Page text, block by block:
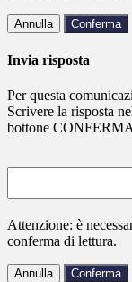
Annulla Conferma
Invia risposta
Per questa
Scrivere la risposta
bottone
Attenzione: è
conferma di lettura.
Annulla Conferma